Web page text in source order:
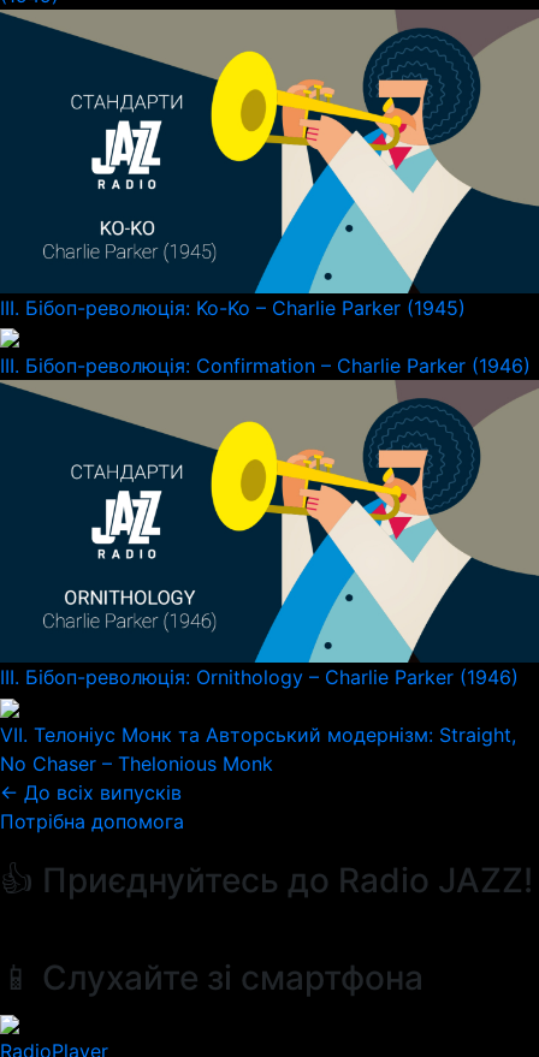
III. Бібоп-революція: Ko-Ko – Charlie Parker (1945)
III. Бібоп-революція: Confirmation – Charlie Parker (1946)
III. Бібоп-революція: Ornithology – Charlie Parker (1946)
VII. Телоніус Монк та Авторський модернізм: Straight,
No Chaser – Thelonious Monk
← До всіх випусків
Потрібна допомога
👍 Приєднуйтесь до Radio JAZZ!
📱 Слухайте зі смартфона
RadioPlayer